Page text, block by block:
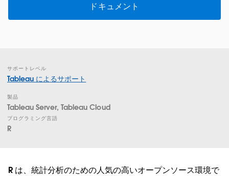
ドキュメント
サポートレベル
Tableau によるサポート
製品
Tableau Server, Tableau Cloud
プログラミング言語
R
R は、統計分析のための人気の高いオープンソース環境で